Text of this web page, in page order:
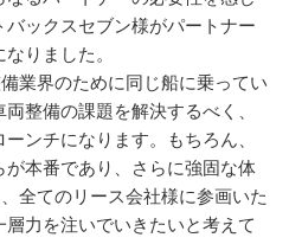
ックスセブン様がパートナー
りました。
業界のために同じ船に乗ってい
整備の課題を解決するべく、
ンチになります。もちろん、
本番であり、さらに強固な体
全てのリース会社様に参画いた
力を注いでいきたいと考えて